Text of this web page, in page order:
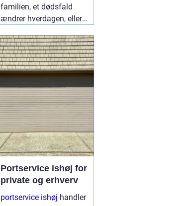
familien, et dødsfald
ændrer hverdagen, eller
døren, står mange i
Fredericia med det
samme spørgsmål:
Hvem kan hjælpe mig,
så både jura og følelser
bliver håndteret
ordentligt?
2026
Portservice ishøj for
private og erhverv
portservice ishøj handler